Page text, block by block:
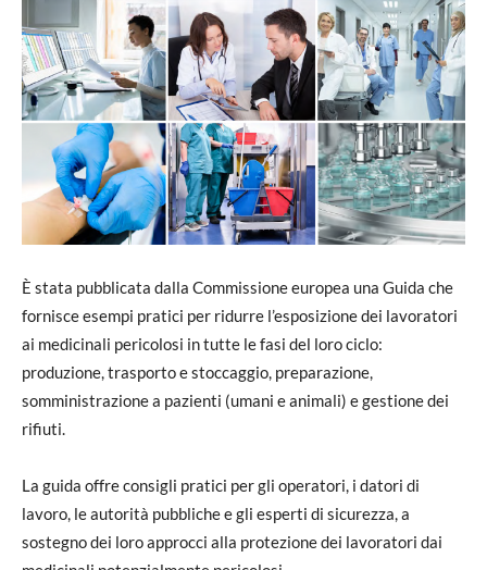
È stata pubblicata dalla Commissione europea una Guida che
fornisce esempi pratici per ridurre l’esposizione dei lavoratori
ai medicinali pericolosi in tutte le fasi del loro ciclo:
produzione, trasporto e stoccaggio, preparazione,
somministrazione a pazienti (umani e animali) e gestione dei
rifiuti.
La guida offre consigli pratici per gli operatori, i datori di
lavoro, le autorità pubbliche e gli esperti di sicurezza, a
sostegno dei loro approcci alla protezione dei lavoratori dai